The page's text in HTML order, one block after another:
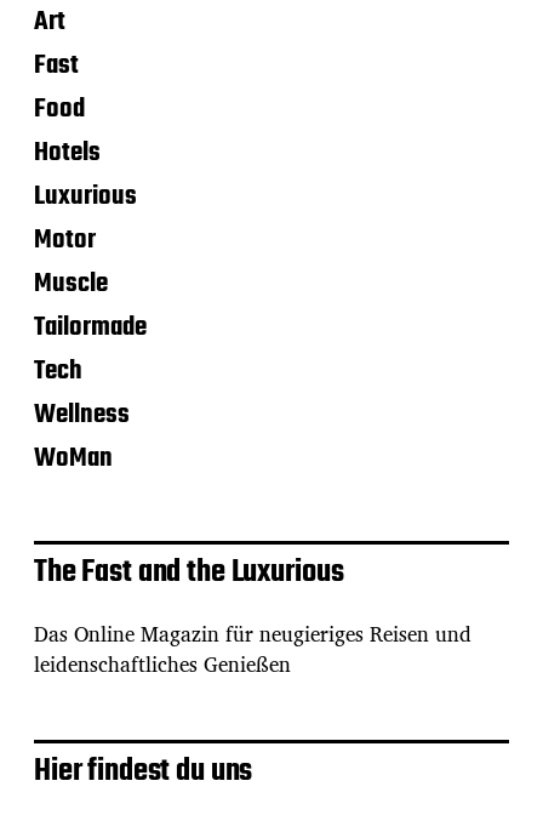
Art
Fast
Food
Hotels
Luxurious
Motor
Muscle
Tailormade
Tech
Wellness
WoMan
The Fast and the Luxurious
Das Online Magazin für neugieriges Reisen und
leidenschaftliches Genießen
Hier findest du uns